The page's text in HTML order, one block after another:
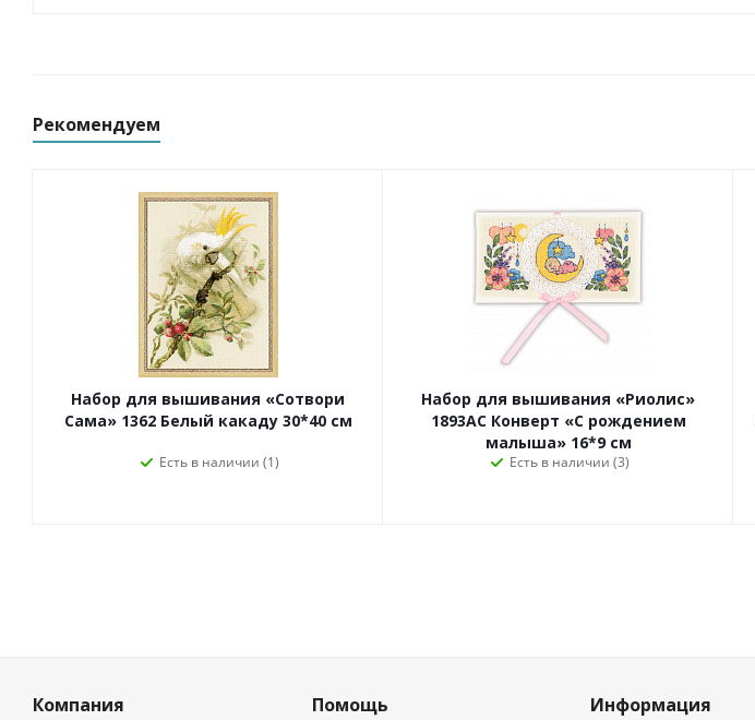
Рекомендуем
Набор для вышивания «Сотвори
Сама» 1362 Белый какаду 30*40 см
Есть в наличии (1)
Набор для вышивания «Риолис»
1893АС Конверт «С рождением
малыша» 16*9 см
Есть в наличии (3)
Компания Помощь Информация